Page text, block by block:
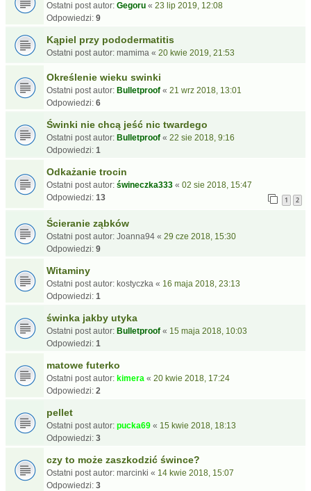
Ostatni post autor: Gegoru « 23 lip 2019, 12:08
Odpowiedzi: 9
Kąpiel przy pododermatitis
Ostatni post autor: mamima « 20 kwie 2019, 21:53
Określenie wieku swinki
Ostatni post autor: Bulletproof « 21 wrz 2018, 13:01
Odpowiedzi: 6
Świnki nie chcą jeść nic twardego
Ostatni post autor: Bulletproof « 22 sie 2018, 9:16
Odpowiedzi: 1
Odkażanie trocin
Ostatni post autor: świneczka333 « 02 sie 2018, 15:47
Odpowiedzi: 13 1 2
Ścieranie ząbków
Ostatni post autor: Joanna94 « 29 cze 2018, 15:30
Odpowiedzi: 9
Witaminy
Ostatni post autor: kostyczka « 16 maja 2018, 23:13
Odpowiedzi: 1
świnka jakby utyka
Ostatni post autor: Bulletproof « 15 maja 2018, 10:03
Odpowiedzi: 1
matowe futerko
Ostatni post autor: kimera « 20 kwie 2018, 17:24
Odpowiedzi: 2
pellet
Ostatni post autor: pucka69 « 15 kwie 2018, 18:13
Odpowiedzi: 3
czy to może zaszkodzić śwince?
Ostatni post autor: marcinki « 14 kwie 2018, 15:07
Odpowiedzi: 3